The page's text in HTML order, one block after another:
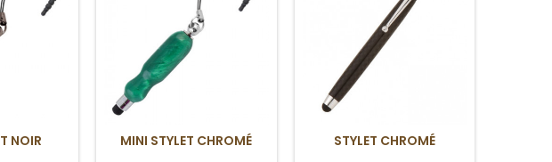
NOIR MINI STYLET CHROMÉ STYLET CHROMÉ